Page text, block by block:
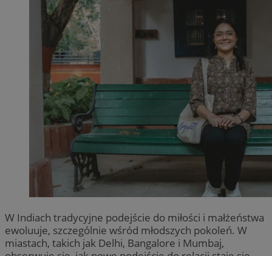
W Indiach tradycyjne podejście do miłości i małżeństwa
ewoluuje, szczególnie wśród młodszych pokoleń. W
miastach, takich jak Delhi, Bangalore i Mumbaj,